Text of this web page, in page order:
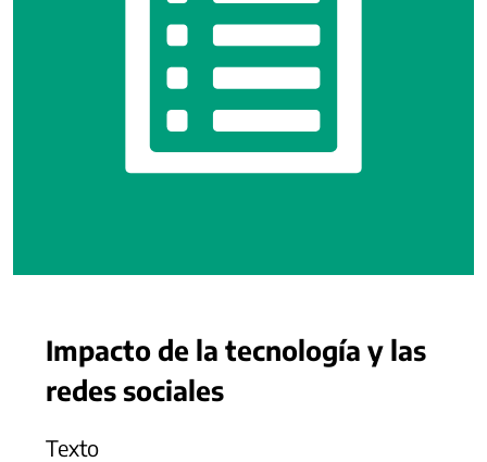
Impacto de la tecnología y las
redes sociales
Texto